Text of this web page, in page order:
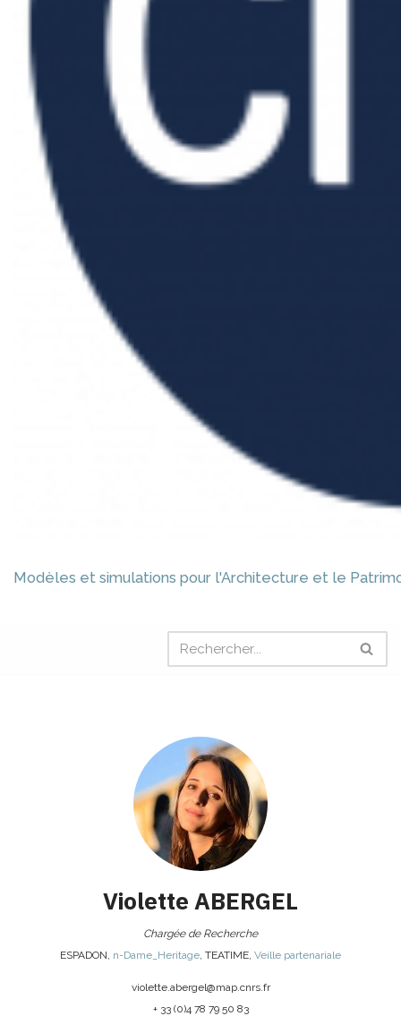
Modèles et simulations pour l'Architecture et le
Violette ABERGEL
Chargée de Recherche
ESPADON n-Dame_Heritage TEATIME Veille partenariale
violette.abergel@map.cnrs.fr
+ 33 (0)4 78 79 50 83